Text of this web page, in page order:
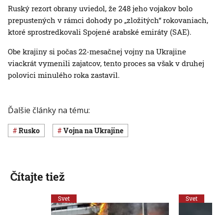
Ruský rezort obrany uviedol, že 248 jeho vojakov bolo
prepustených v rámci dohody po „zložitých“ rokovaniach,
ktoré sprostredkovali Spojené arabské emiráty (SAE).
Obe krajiny si počas 22-mesačnej vojny na Ukrajine
viackrát vymenili zajatcov, tento proces sa však v druhej
polovici minulého roka zastavil.
Ďalšie články na tému:
Rusko vojna na Ukrajine
Čítajte tiež
Svet Svet